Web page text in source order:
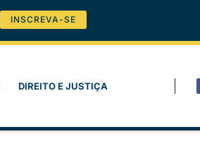
INSCREVA-SE
DIREITO E JUSTIÇA